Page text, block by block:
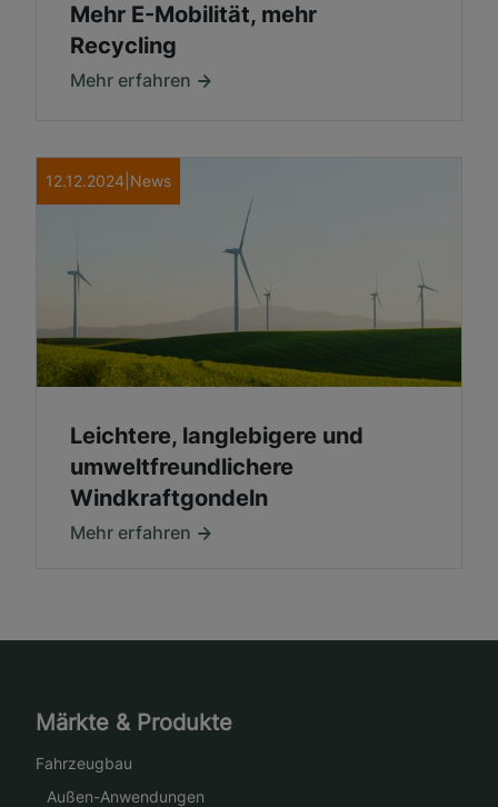
Mehr E-Mobilität, mehr
Recycling
Mehr erfahren
12.12.2024 News
Leichtere, langlebigere und
umweltfreundlichere
Windkraftgondeln
Mehr erfahren
Märkte & Produkte
Fahrzeugbau
Außen-Anwendungen